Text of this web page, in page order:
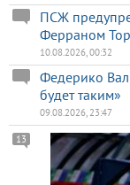
ПСЖ
Ферраном
10.08.2026, 00:32
Федерико
будет таким»
09.08.2026, 23:47
13